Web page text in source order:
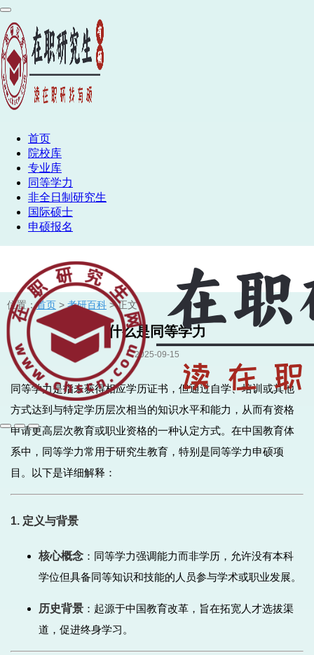
首页
院校库
专业库
同等学力
非全日制研究生
国际硕士
申硕报名
位置：首页 >考研百科 > 正文
什么是同等学力
2025-09-15
同等学力是指未获得相应学历证书，但通过自学、培训或其他
方式达到与特定学历层次相当的知识水平和能力，从而有资格
申请更高层次教育或职业资格的一种认定方式。在中国教育体
系中，同等学力常用于研究生教育，特别是同等学力申硕项
目。以下是详细解释：
1. 定义与背景
核心概念 ：同等学力强调能力而非学历，允许没有本科
学位但具备同等知识和技能的人员参与学术或职业发展。
历史背景 ：起源于中国教育改革，旨在拓宽人才选拔渠
道，促进终身学习。